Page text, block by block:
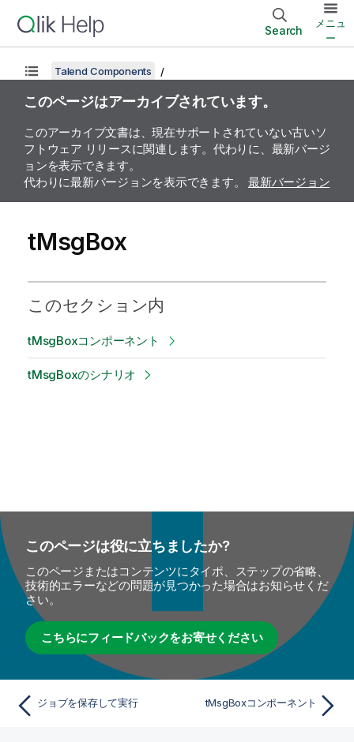
Search
メニュ
ー
Talend Components
このページはアーカイブされています。
このアーカイブ文書は、現在サポートされていない古いソ
フトウェア リリースに関連します。代わりに、最新バージ
ョンを表示できます。
代わりに最新バージョンを表示できます。 最新バージョン
tMsgBox
このセクション内
tMsgBoxコンポーネント
tMsgBoxのシナリオ
このページは役に立ちましたか?
このページまたはコンテンツにタイポ、ステップの省略、
技術的エラーなどの問題が見つかった場合はお知らせくだ
さい。
こちらにフィードバックをお寄せください
ジョブを保存して実行 tMsgBoxコンポーネント